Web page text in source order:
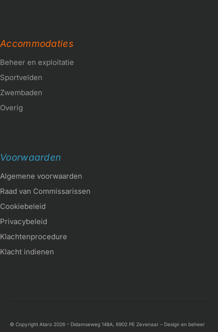
Accommodaties
Beheer en exploitatie
Sportvelden
Zwembaden
Overig
Voorwaarden
Algemene voorwaarden
Raad van Commissarissen
Cookiebeleid
Privacybeleid
Klachtenprocedure
Klacht indienen
© Copyright Ataro 2026 – Didamseweg 148A, 6902 PE Zevenaar – Design en beheer